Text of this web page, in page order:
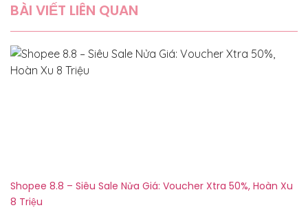
BÀI VIẾT LIÊN QUAN
Shopee 8.8 – Siêu Sale Nửa Giá: Voucher Xtra 50%, Hoàn Xu
8 Triệu